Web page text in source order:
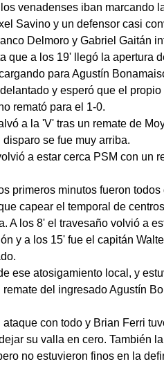
venadenses iban marcando
Savino y un defensor casi
Delmoro y Gabriel Gaitán
que a los 19' llegó la apertura
para Agustín
y esperó que el
remató para el 1-0.
a la 'V' tras un remate de
se fue muy arriba.
a estar cerca PSM con un
primeros minutos fueron
capear el temporal de
A los 8' el travesaño volvió a
y a los 15' fue el capitán
ese atosigamiento local, y
del ingresado Agustín
con todo y Brian Ferri
su valla en cero. También
no estuvieron finos en la